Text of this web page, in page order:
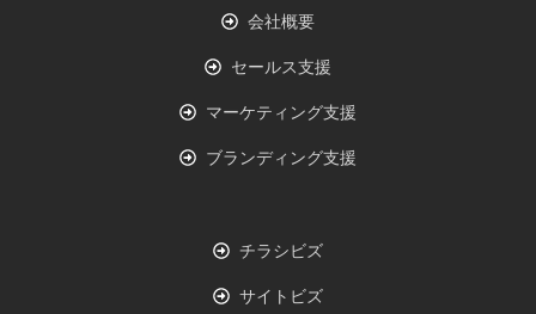
会社概要
セールス支援
マーケティング支援
ブランディング支援
チラシビズ
サイトビズ